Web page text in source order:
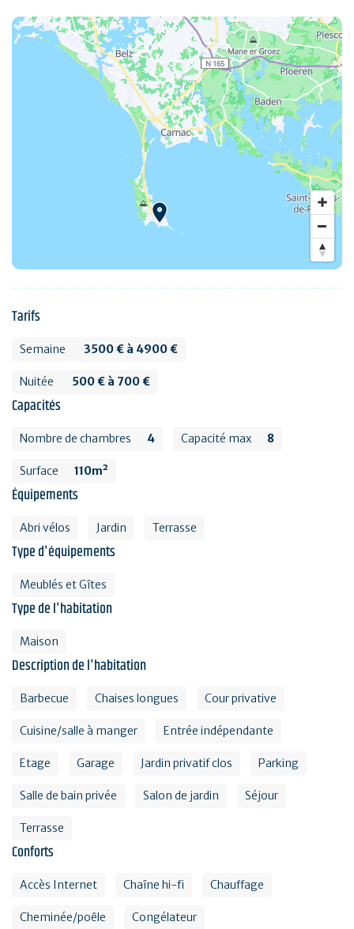
Tarifs
Semaine 3500 € à 4900 €
Nuitée 500 € à 700 €
Capacités
Nombre de chambres 4 Capacité max 8
Surface 110m²
Équipements
Abri vélos Jardin Terrasse
Type d'équipements
Meublés et Gîtes
Type de l'habitation
Maison
Description de l'habitation
Barbecue Chaises longues Cour privative
Cuisine/salle à manger Entrée indépendante
Etage Garage Jardin privatif clos Parking
Salle de bain privée Salon de jardin Séjour
Terrasse
Conforts
Accès Internet Chaîne hi-fi Chauffage
Cheminée/poêle Congélateur